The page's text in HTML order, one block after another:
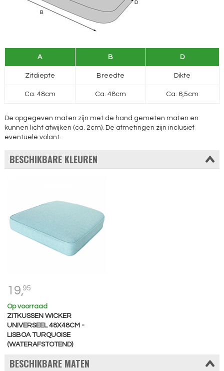
A B D
Zitdiepte Breedte Dikte
Ca. 48cm Ca. 48cm Ca. 6,5cm
De opgegeven maten zijn met de hand gemeten maten en
kunnen licht afwijken (ca. 2cm). De afmetingen zijn inclusief
eventuele volant.
BESCHIKBARE KLEUREN
19,95
Op voorraad
ZITKUSSEN WICKER
UNIVERSEEL 48X48CM -
LISBOA TURQUOISE
(WATERAFSTOTEND)
BESCHIKBARE MATEN